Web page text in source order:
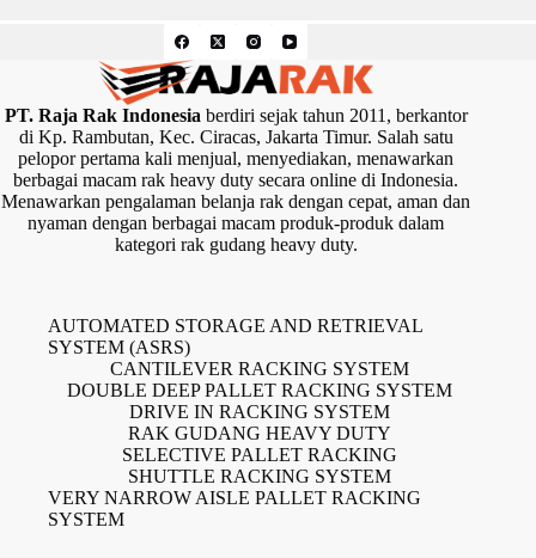
PT. Raja Rak Indonesiaberdiri sejak tahun 2011, berkantor
di Kp. Rambutan, Kec. Ciracas, Jakarta Timur. Salah satu
pelopor pertama kali menjual, menyediakan, menawarkan
berbagai macam rak heavy duty secara online di Indonesia.
Menawarkan pengalaman belanja rak dengan cepat, aman dan
nyaman dengan berbagai macam produk-produk dalam
kategori rak gudang heavy duty.
AUTOMATED STORAGE AND RETRIEVAL
SYSTEM (ASRS)
CANTILEVER RACKING SYSTEM
DOUBLE DEEP PALLET RACKING SYSTEM
DRIVE IN RACKING SYSTEM
RAK GUDANG HEAVY DUTY
SELECTIVE PALLET RACKING
SHUTTLE RACKING SYSTEM
VERY NARROW AISLE PALLET RACKING
SYSTEM